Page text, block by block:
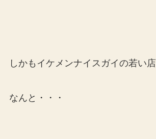
しかもイケメンナイスガイの若い
なんと・・・